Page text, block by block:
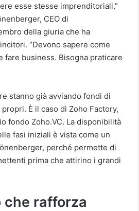
esse stesse imprenditoriali,”
CEO di
della giuria che ha
“Devono sapere come
fare business. Bisogna praticare
stanno già avviando fondi di
È il caso di Zoho Factory,
fondo Zoho.VC. La disponibilità
fasi iniziali è vista come un
perché permette di
prima che attirino i grandi
che rafforza